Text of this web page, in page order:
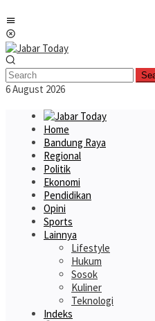
to
content
6 August 2026
Home
Bandung Raya
Regional
Politik
Ekonomi
Pendidikan
Opini
Sports
Lainnya
Lifestyle
Hukum
Sosok
Kuliner
Teknologi
Indeks